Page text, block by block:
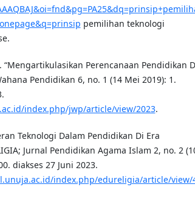
pemilihan teknologi
Perencanaan Pendidikan
Pendidikan 6, no. 1 (14 Mei 2019): 1.
index.php/jwp/article/view/2023.
Teknologi Dalam Pendidikan Di Era
Jurnal Pendidikan Agama Islam 2, no. 2
diakses 27 Juni 2023.
index.php/edureligia/article/view/